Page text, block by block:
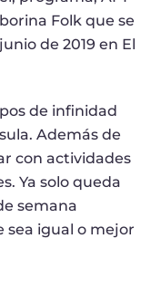
Folk que se
de 2019 en El
de infinidad
Además de
con actividades
Ya solo queda
semana
sea igual o mejor